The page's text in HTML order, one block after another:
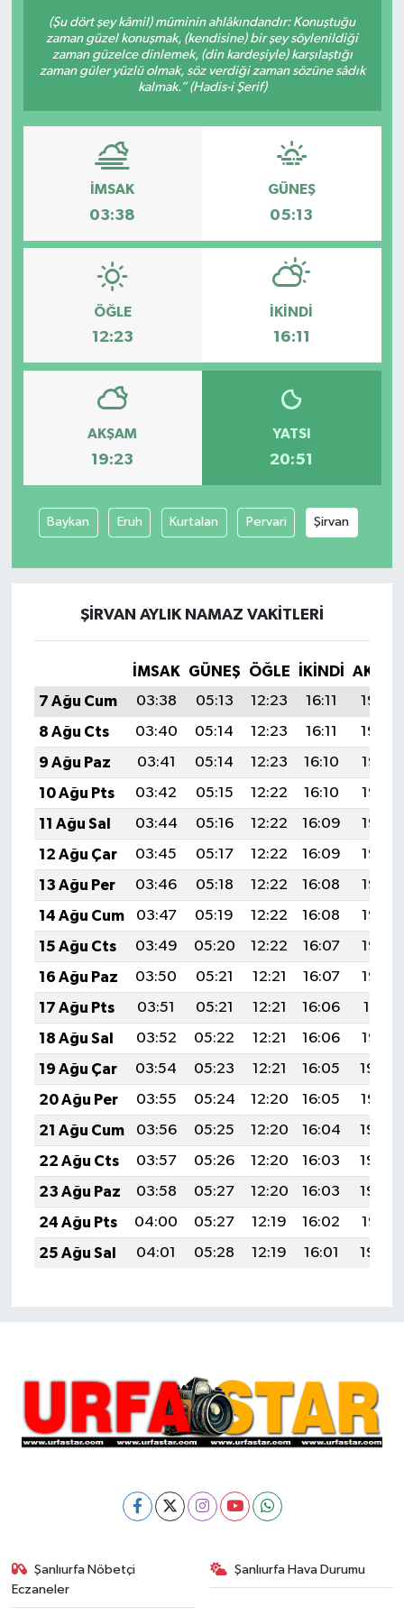
(Şu dört şey kâmil) müminin ahlâkındandır: Konuştuğu
zaman güzel konuşmak, (kendisine) bir şey söylenildiği
zaman güzelce dinlemek, (din kardeşiyle) karşılaştığı
zaman güler yüzlü olmak, söz verdiği zaman sözüne sâdık
kalmak.” (Hadis-i Şerif)
İMSAK
03:38
GÜNEŞ
05:13
ÖĞLE
12:23
İKINDI
16:11
AKŞAM
19:23
YATSI
20:51
Baykan Eruh Kurtalan Pervari Şirvan
ŞIRVAN AYLIK NAMAZ VAKITLERI
İMSAK GÜNEŞ ÖĞLE İKINDI
7 Ağu Cum
03:38 05:13 12:23 16:11
19:23
8 Ağu Cts
03:40 05:14 12:23 16:11
19:22
9 Ağu Paz
03:41 05:14 12:23 16:10
19:21
10 Ağu Pts
03:42 05:15 12:22 16:10
19:19
11 Ağu Sal
03:44 05:16 12:22 16:09
19:18
12 Ağu Çar
03:45 05:17 12:22 16:09
19:17
13 Ağu Per
03:46 05:18 12:22 16:08
19:16
14 Ağu Cum
03:47 05:19 12:22 16:08
19:15
15 Ağu Cts
03:49 05:20 12:22 16:07
19:13
16 Ağu Paz
03:50 05:21 12:21 16:07
19:12
17 Ağu Pts
03:51 05:21 12:21 16:06
19:11
18 Ağu Sal
03:52 05:22 12:21 16:06
19:10
19 Ağu Çar
03:54 05:23 12:21 16:05
19:08
20 Ağu Per
03:55 05:24 12:20 16:05
19:07
21 Ağu Cum
03:56 05:25 12:20 16:04
19:06
22 Ağu Cts
03:57 05:26 12:20 16:03
19:04
23 Ağu Paz
03:58 05:27 12:20 16:03
19:03
24 Ağu Pts
04:00 05:27 12:19 16:02
19:01
25 Ağu Sal
04:01 05:28 12:19 16:01 19:00
Şanlıurfa Nöbetçi
Eczaneler
Şanlıurfa Hava Durumu